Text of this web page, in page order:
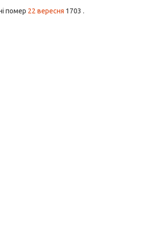
помер 22 вересня 1703 .